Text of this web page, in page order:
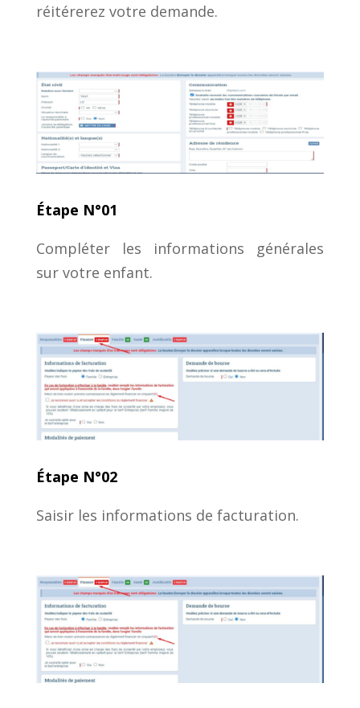
réitérerez votre demande.
Étape N°01
Compléter les informations générales
sur votre enfant.
Étape N°02
Saisir les informations de facturation.